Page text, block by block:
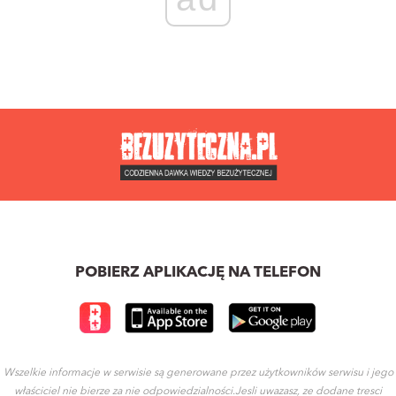
POBIERZ APLIKACJĘ NA TELEFON
Wszelkie informacje w serwisie są generowane przez użytkowników serwisu i jego
właściciel nie bierze za nie odpowiedzialności.Jesli uwazasz, ze dodane tresci